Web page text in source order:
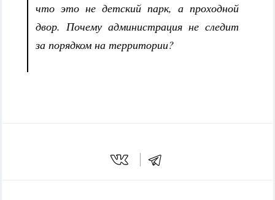
что это не детский парк, а проходной
двор. Почему администрация не следит
за порядком на территории?